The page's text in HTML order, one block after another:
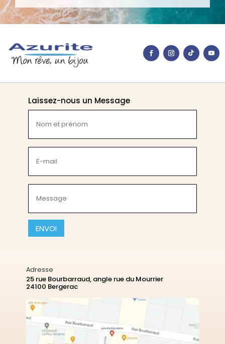
Laissez-nous un Message
et
prénom
(Nécessaire)
mail
(Nécessaire)
(Nécessaire)
CAPTCHA
Adresse
25 rue Bourbarraud, angle rue du Mourrier
24100 Bergerac